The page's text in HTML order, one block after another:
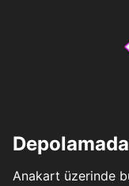
Depolamada
Anakart üzerinde